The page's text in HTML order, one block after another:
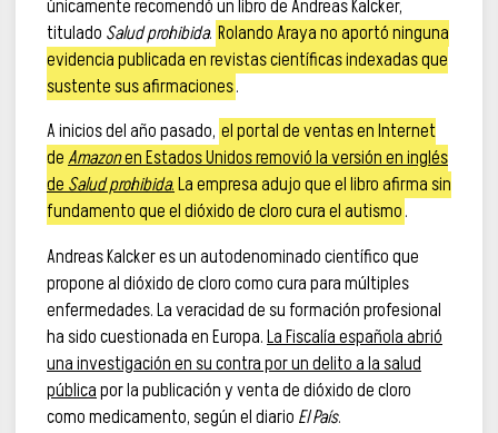
únicamente recomendó un libro de Andreas Kalcker,
titulado Salud prohibida. Rolando Araya no aportó ninguna
evidencia publicada en revistas científicas indexadas que
sustente sus afirmaciones.
A inicios del año pasado, el portal de ventas en Internet
deAmazonen Estados Unidos removió la versión en inglés
deSalud prohibida.La empresa adujo que el libro afirma sin
fundamento que el dióxido de cloro cura el autismo.
Andreas Kalcker es un autodenominado científico que
propone al dióxido de cloro como cura para múltiples
enfermedades. La veracidad de su formación profesional
ha sido cuestionada en Europa.La Fiscalía española abrió
una investigación en su contra por un delito a la salud
públicapor la publicación y venta de dióxido de cloro
como medicamento, según el diario El País.